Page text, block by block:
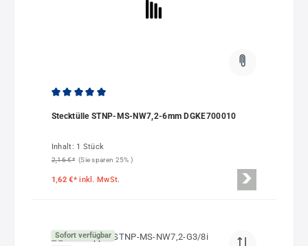
Stecktülle STNP-MS-NW7,2-6mm DGKE700010
Inhalt: 1 Stück
2,16 €* (Sie sparen 25% )
1,62 €*inkl. MwSt.
Sofort verfügbar